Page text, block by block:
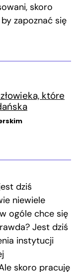
skoro
zapoznać się
które
dziś
niewiele
ogóle chce się
Jest dziś
instytucji
skoro pracuję